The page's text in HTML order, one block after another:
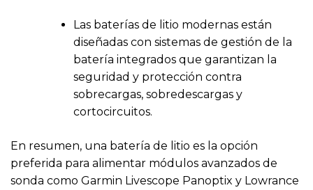
Las baterías de litio modernas están
diseñadas con sistemas de gestión de la
batería integrados que garantizan la
seguridad y protección contra
sobrecargas, sobredescargas y
cortocircuitos.
En resumen, una batería de litio es la opción
preferida para alimentar módulos avanzados de
sonda como Garmin Livescope Panoptix y Lowrance